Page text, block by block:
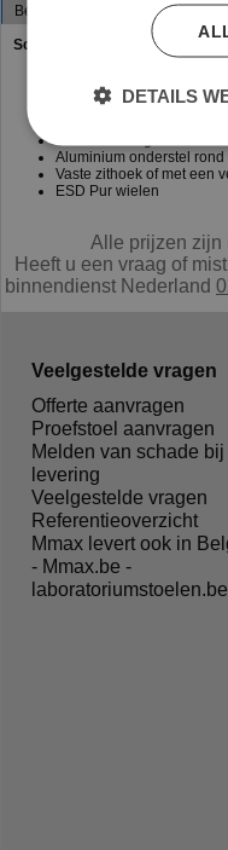
Beschrijving
Specificaties
Score, Jumper Cleanroom
ESD electro statisch
Naadloos gestoffeerd in
Werkbladhoogte 80 -
Aluminium onderstel
Vaste zithoek of met een
ESD Pur wielen
Alle prijzen zijn
Heeft u een vraag of
binnendienst Nederland
Veelgestelde vragen
Offerte aanvragen
Proefstoel aanvragen
Melden van schade bij
levering
Veelgestelde vragen
Referentieoverzicht
Mmax levert ook in
- Mmax.be -
laboratoriumstoelen.be
DETAILS